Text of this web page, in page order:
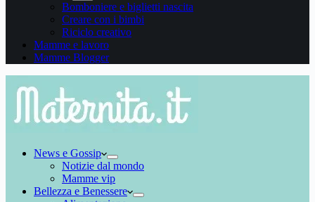
Bomboniere e biglietti nascita
Creare con i bimbi
Riciclo creativo
Mamme e lavoro
Mamme Blogger
News e Gossip
Notizie dal mondo
Mamme vip
Bellezza e Benessere